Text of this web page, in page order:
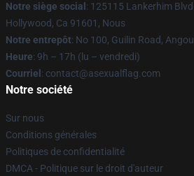
Notre siège social : 125115 Lankerhim
Hollywood, Ca 91601, Nous
Notre entrepôt: No 100, Guilin Road,
Heure: 9h – 17h (lu – vendredi)
Courriel : contact@asexualflag.com
Notre société
Sur nous
Conditions générales
Politiques de confidentialité
DMCA - Politique sur le droit d'auteur